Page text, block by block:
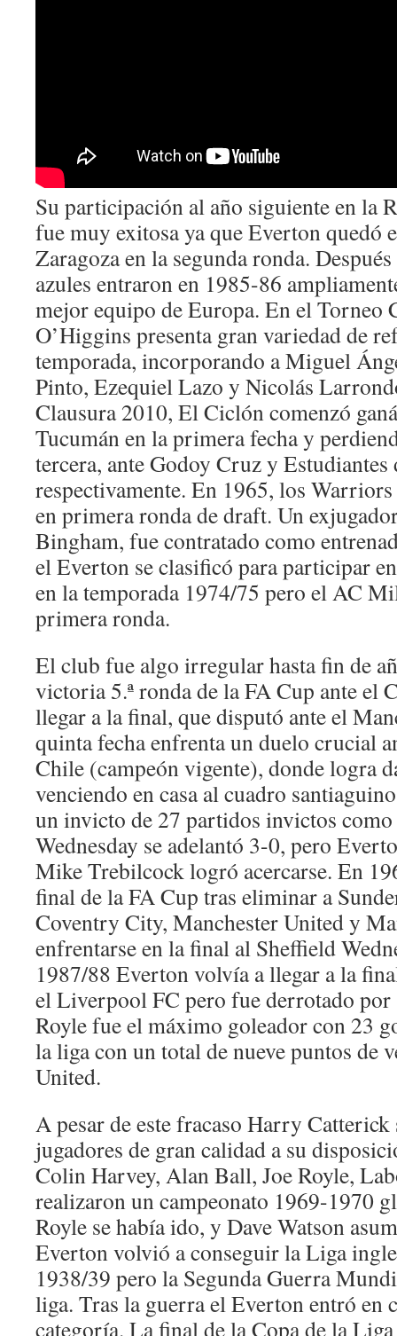
Su participación al año siguiente en la
fue muy exitosa ya que Everton quedó
Zaragoza en la segunda ronda.
azules entraron en 1985-86
mejor equipo de Europa. En el Torneo
O’Higgins presenta gran variedad de
temporada, incorporando a Miguel
Pinto, Ezequiel Lazo y Nicolás
Clausura 2010, El Ciclón comenzó
Tucumán en la primera fecha y
tercera, ante Godoy Cruz y Estudiantes
respectivamente. En 1965, los
en primera ronda de draft. Un
Bingham, fue contratado como
el Everton se clasificó para participar
en la temporada 1974/75 pero el AC
primera ronda.
El club fue algo irregular hasta fin de
victoria 5.ª ronda de la FA Cup ante el
llegar a la final, que disputó ante el
quinta fecha enfrenta un duelo crucial
Chile (campeón vigente), donde logra
venciendo en casa al cuadro
un invicto de 27 partidos invictos
Wednesday se adelantó 3-0, pero
Mike Trebilcock logró acercarse. En
final de la FA Cup tras eliminar a
Coventry City, Manchester United y
enfrentarse en la final al Sheffield
1987/88 Everton volvía a llegar a la
el Liverpool FC pero fue derrotado
Royle fue el máximo goleador con 23
la liga con un total de nueve puntos de
United.
A pesar de este fracaso Harry Catterick
jugadores de gran calidad a su
Colin Harvey, Alan Ball, Joe Royle,
realizaron un campeonato 1969-1970
Royle se había ido, y Dave Watson
Everton volvió a conseguir la Liga
1938/39 pero la Segunda Guerra
liga. Tras la guerra el Everton entró en
categoría. La final de la Copa de la